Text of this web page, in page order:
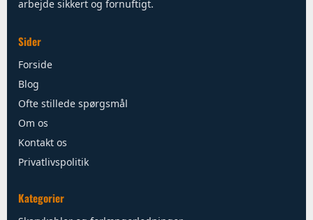
arbejde sikkert og fornuftigt.
Sider
Forside
Blog
Ofte stillede spørgsmål
Om os
Kontakt os
Privatlivspolitik
Kategorier